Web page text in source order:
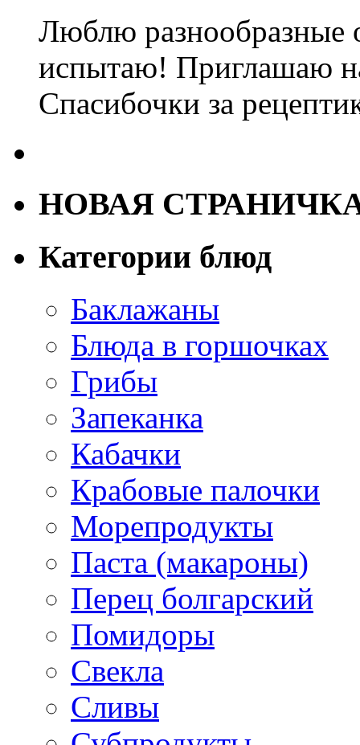
Люблю разнообразные
испытаю! Приглашаю
Спасибочки за
НОВАЯ
Категории блюд
Баклажаны
Блюда в горшочках
Грибы
Запеканка
Кабачки
Крабовые палочки
Морепродукты
Паста (макароны)
Перец болгарский
Помидоры
Свекла
Сливы